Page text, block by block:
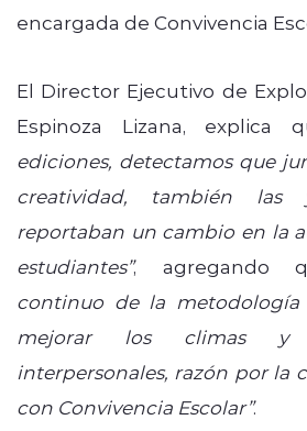
encargada de Convivencia
El Director Ejecutivo de
Espinoza Lizana, explica
ediciones, detectamos que
creatividad, también las
reportaban un cambio en la
estudiantes”, agregando
continuo de la metodología
mejorar los climas y
interpersonales, razón por la
con Convivencia Escolar”.